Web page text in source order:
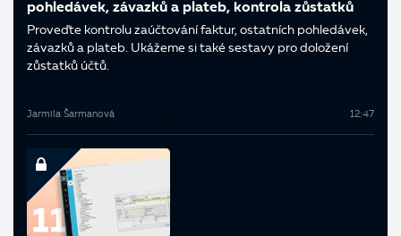
pohledávek, závazků a plateb, kontrola zůstatků
Proveďte kontrolu zaúčtování faktur, ostatních pohledávek,
závazků a plateb. Ukážeme si také sestavy pro doložení
zůstatků účtů.
Jarmila Šarmanová 12:47